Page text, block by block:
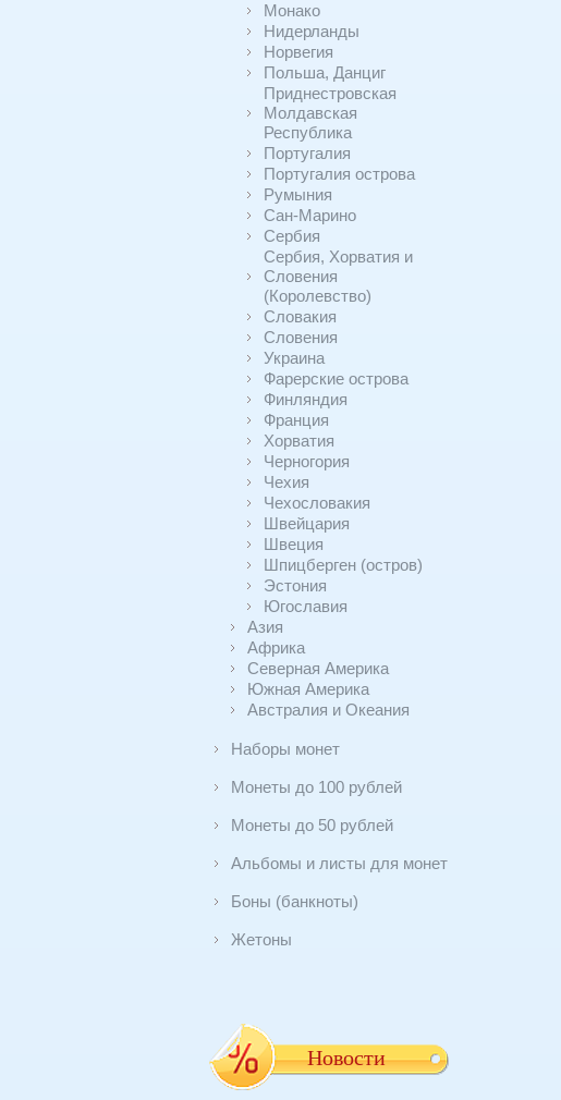
Монако
Нидерланды
Норвегия
Польша, Данциг
Приднестровская
Молдавская
Республика
Португалия
Португалия острова
Румыния
Сан-Марино
Сербия
Сербия, Хорватия и
Словения
(Королевство)
Словакия
Словения
Украина
Фарерские острова
Финляндия
Франция
Хорватия
Черногория
Чехия
Чехословакия
Швейцария
Швеция
Шпицберген (остров)
Эстония
Югославия
Азия
Африка
Северная Америка
Южная Америка
Австралия и Океания
Наборы монет
Монеты до 100 рублей
Монеты до 50 рублей
Альбомы и листы для монет
Боны (банкноты)
Жетоны
Новости